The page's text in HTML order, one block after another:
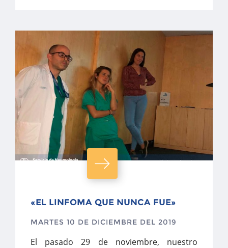
«EL LINFOMA QUE NUNCA FUE»
MARTES 10 DE DICIEMBRE DEL 2019
El pasado 29 de noviembre, nuestro